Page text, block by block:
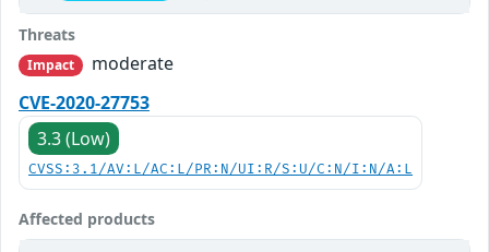
Threats
Impact
moderate
CVE-2020-27753
3.3 (Low)
CVSS:3.1/AV:L/AC:L/PR:N/UI:R/S:U/C:N/I:N/A:L
Affected products